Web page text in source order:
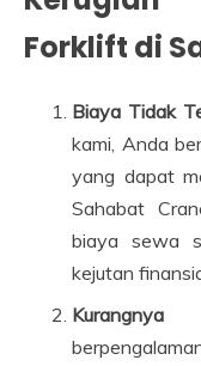
Forklift di
Biaya Tidak
kami, Anda
yang dapat
Sahabat
biaya sewa
kejutan
Kurangnya